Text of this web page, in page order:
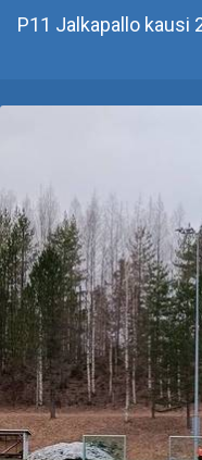
P11 Jalkapallo kausi